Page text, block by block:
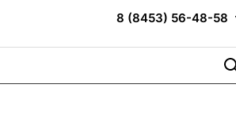
8 (8453) 56-48-58